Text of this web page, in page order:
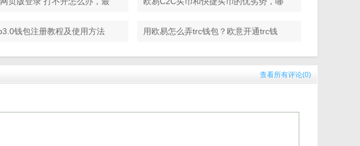
钱包注册教程及使用方法 用欧易怎么弄trc钱包？欧意开通trc钱
查看所有评论(0)